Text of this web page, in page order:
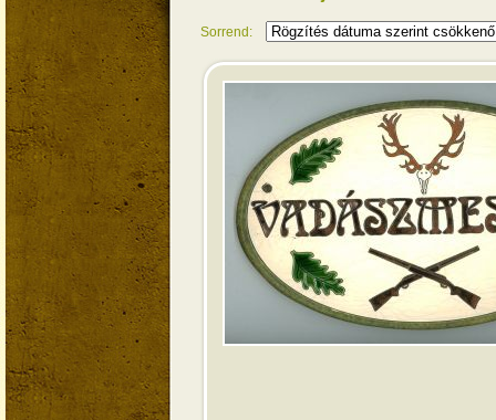
Sorrend: